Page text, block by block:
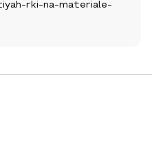
rki-na-materiale-